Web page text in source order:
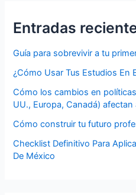
Entradas
Guía para sobrevivir a tu
¿Cómo Usar Tus Estudios En
Cómo los cambios en
UU., Europa, Canadá)
Cómo construir tu futuro
Checklist Definitivo Para
De México